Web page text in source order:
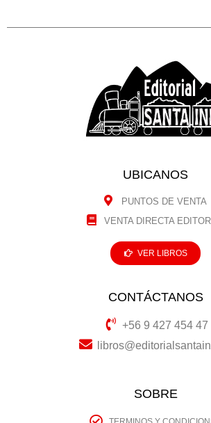
UBICANOS
PUNTOS DE VENTA
VENTA DIRECTA
VER LIBROS
CONTÁCTANOS
+56 9 427 454 47
SOBRE